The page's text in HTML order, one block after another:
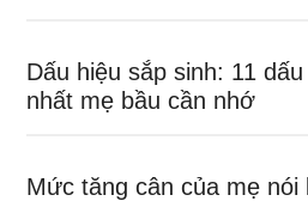
Dấu hiệu sắp sinh: 11
nhất mẹ bầu cần nhớ
Mức tăng cân của mẹ